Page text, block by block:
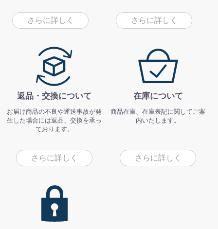
さらに詳しく さらに詳しく
返品・交換について
お届け商品の不良や運送事故が発
生した場合には返品、交換を承っ
ております。
さらに詳しく
在庫について
商品在庫、在庫表記に関してご案
内いたします。
さらに詳しく